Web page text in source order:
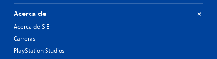
Acerca de
Acerca de SIE
Carreras
PlayStation Studios